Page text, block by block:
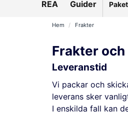
REA Guider
Hem Frakter
Frakter
Leveranstid
Vi packar och
leverans sker
I enskilda fall kan